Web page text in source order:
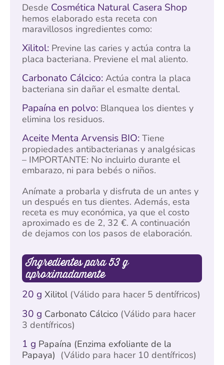
Desde Cosmética Natural Casera Shop
hemos elaborado esta receta con
maravillosos ingredientes como:
Xilitol: Previne las caries y actúa contra la
placa bacteriana. Previene el mal aliento.
Carbonato Cálcico: Actúa contra la placa
bacteriana sin dañar el esmalte dental.
Papaína en polvo: Blanquea los dientes y
elimina los residuos.
Aceite Menta Arvensis BIO: Tiene
propiedades antibacterianas y analgésicas
– IMPORTANTE: No incluirlo durante el
embarazo, ni para bebés o niños.
Anímate a probarla y disfruta de un antes y
un después en tus dientes. Además, esta
receta es muy económica, ya que el costo
aproximado es de 2, 32 €. A continuación
de dejamos con los pasos de elaboración.
Ingredientes para 53 g
aproximadamente
20 g Xilitol(Válido para hacer 5 dentífricos)
30 g Carbonato Cálcico (Válido para hacer
3 dentífricos)
1 g Papaína (Enzima exfoliante de la
Papaya) (Válido para hacer 10 dentífricos)